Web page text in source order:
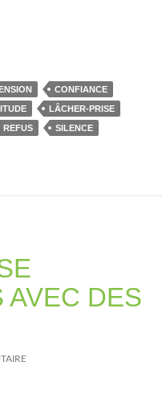
CONFIANCE
LÂCHER-PRISE
REFUS
SILENCE
AVEC DES